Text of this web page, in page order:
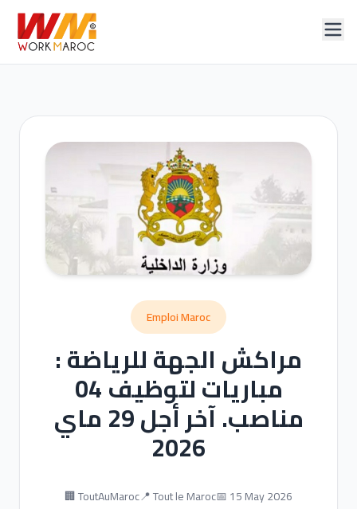
Emploi Maroc
مراكش الجهة للرياضة :
مباريات لتوظيف 04
مناصب. آخر أجل 29 ماي
2026
🏢 ToutAuMaroc📍 Tout le Maroc📅 15 May 2026